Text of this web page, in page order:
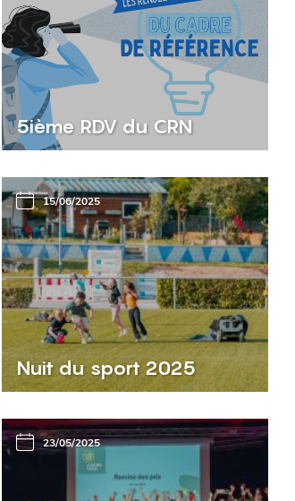
5ième RDV du CRN
15/06/2025
Nuit du sport 2025
23/05/2025